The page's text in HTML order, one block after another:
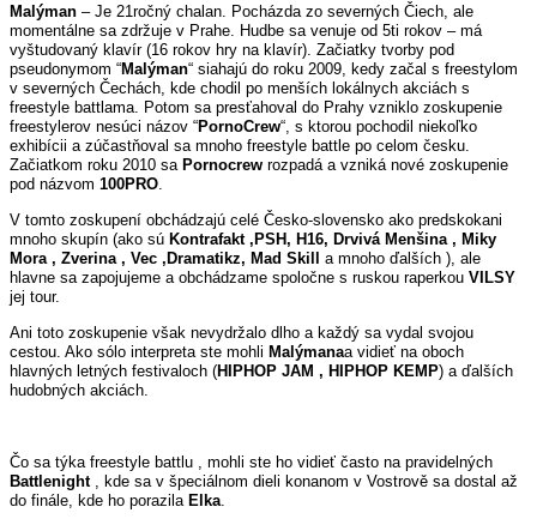
Malýman – Je 21ročný chalan. Pocházda zo severných Čiech, ale
momentálne sa zdržuje v Prahe. Hudbe sa venuje od 5ti rokov – má
vyštudovaný klavír (16 rokov hry na klavír). Začiatky tvorby pod
pseudonymom “Malýman“ siahajú do roku 2009, kedy začal s freestylom
v severných Čechách, kde chodil po menších lokálnych akciách s
freestyle battlama.
Potom sa presťahoval do Prahy vzniklo zoskupenie
freestylerov nesúci názov “PornoCrew“, s ktorou pochodil niekoľko
exhibícii a zúčastňoval sa mnoho freestyle battle po celom česku.
Začiatkom roku 2010 sa Pornocrew rozpadá a vzniká nové zoskupenie
pod názvom 100PRO
V tomto zoskupení obchádzajú celé Česko-slovensko ako predskokani
mnoho skupín (ako sú Kontrafakt ,PSH, H16, Drvivá Menšina , Miky
Mora , Zverina , Vec ,Dramatikz, Mad Skill
a mnoho ďalších ), ale
hlavne sa zapojujeme a obchádzame spoločne s ruskou raperkou VILSY
jej tour.
Ani toto zoskupenie však nevydržalo dlho a každý sa vydal svojou
cestou. Ako sólo interpreta ste mohli Malýmanaa vidieť na oboch
hlavných letných festivaloch (HIPHOP JAM , HIPHOP KEMP) a ďalších
hudobných akciách.
Čo sa týka freestyle battlu , mohli ste ho vidieť často na pravidelných
Battlenight, kde sa v špeciálnom dieli konanom v Vostrově sa dostal až
do finále, kde ho porazila Elka